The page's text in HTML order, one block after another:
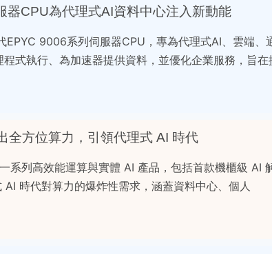
器CPU為代理式AI資料中心注入新動能
9006系列伺服器CPU，專為代理式AI、雲端、
式執行、為加速器提供資料，並優化企業服務，旨在
全方位算力，引領代理式 AI 時代
系列高效能運算與實體 AI 產品，包括首款機櫃級 AI
時代對算力的爆炸性需求，涵蓋資料中心、個人